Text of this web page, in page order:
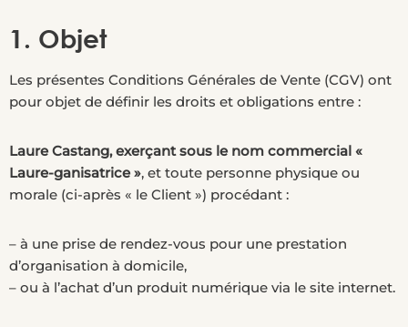
1. Objet
Les présentes Conditions Générales de Vente (CGV) ont
pour objet de définir les droits et obligations entre :
Laure Castang, exerçant sous le nom commercial «
Laure-ganisatrice », et toute personne physique ou
morale (ci-après « le Client ») procédant :
– à une prise de rendez-vous pour une prestation
d’organisation à domicile,
– ou à l’achat d’un produit numérique via le site internet.